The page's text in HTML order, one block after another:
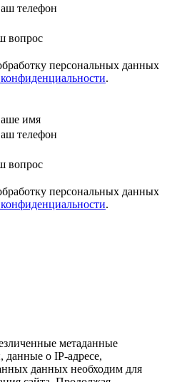
телефон
вопрос
персональных данных
.
имя
телефон
вопрос
персональных данных
.
метаданные
данные о IP-адресе,
данных необходим для